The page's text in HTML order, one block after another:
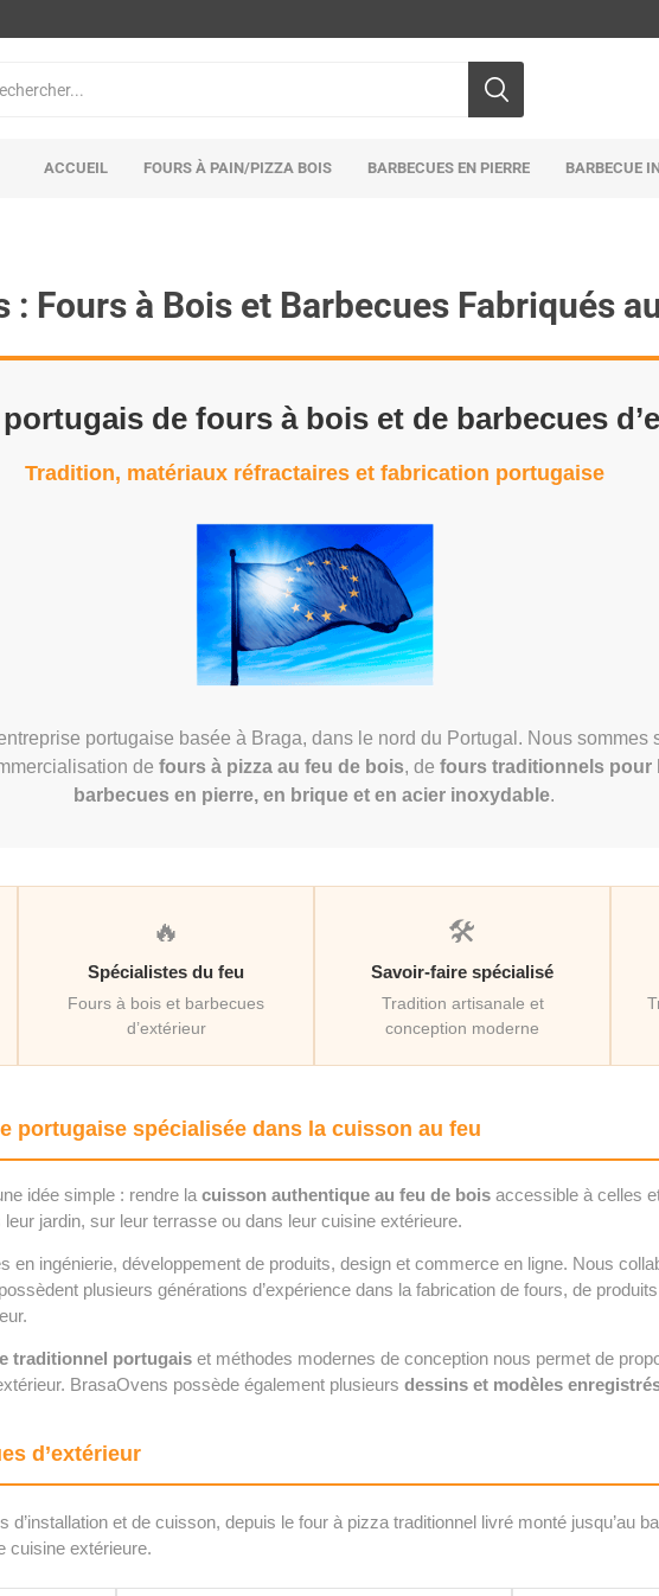
ACCUEIL FOURS À PAIN/PIZZA BOIS BARBECUES EN PIERRE BARBECUE
: Fours à Bois et Barbecues Fabriqués
de fours à bois et de barbecues
Tradition, matériaux réfractaires et fabrication portugaise
portugaise basée à Braga, dans le nord du Portugal. Nous sommes
de fours à pizza au feu de bois, de fours traditionnels pour
barbecues en pierre, en brique et en acier inoxydable.
🔥
Spécialistes du feu
Fours à bois et barbecues
d’extérieur
🛠️
Savoir-faire spécialisé
Tradition artisanale et
conception moderne
portugaise spécialisée dans la cuisson au feu
idée simple : rendre la cuisson authentique au feu de bois accessible à celles
jardin, sur leur terrasse ou dans leur cuisine extérieure.
en ingénierie, développement de produits, design et commerce en ligne. Nous
plusieurs générations d’expérience dans la fabrication de fours, de
traditionnel portugais et méthodes modernes de conception nous permet de
BrasaOvens possède également plusieurs dessins et modèles
d’extérieur
et de cuisson, depuis le four à pizza traditionnel livré monté jusqu’au
cuisine extérieure.